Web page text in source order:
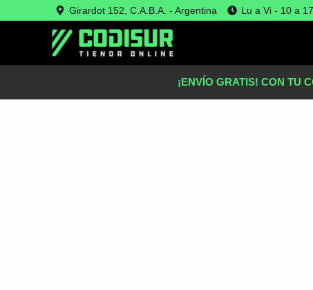
Girardot 152, C.A.B.A. - Argentina Lu a Vi - 10 a
¡ENVÍO GRATIS! CON TU
Oferta!